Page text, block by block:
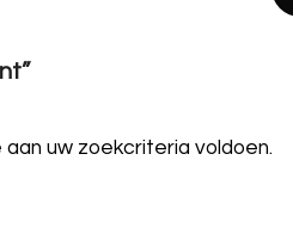
uw zoekcriteria voldoen.